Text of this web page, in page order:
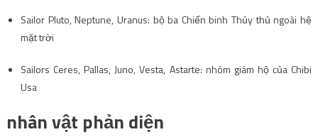
Sailor Pluto, Neptune, Uranus: bộ ba Chiến binh Thủy thủ ngoài hệ
mặt trời
Sailors Ceres, Pallas, Juno, Vesta, Astarte: nhóm giám hộ của Chibi
Usa
nhân vật phản diện